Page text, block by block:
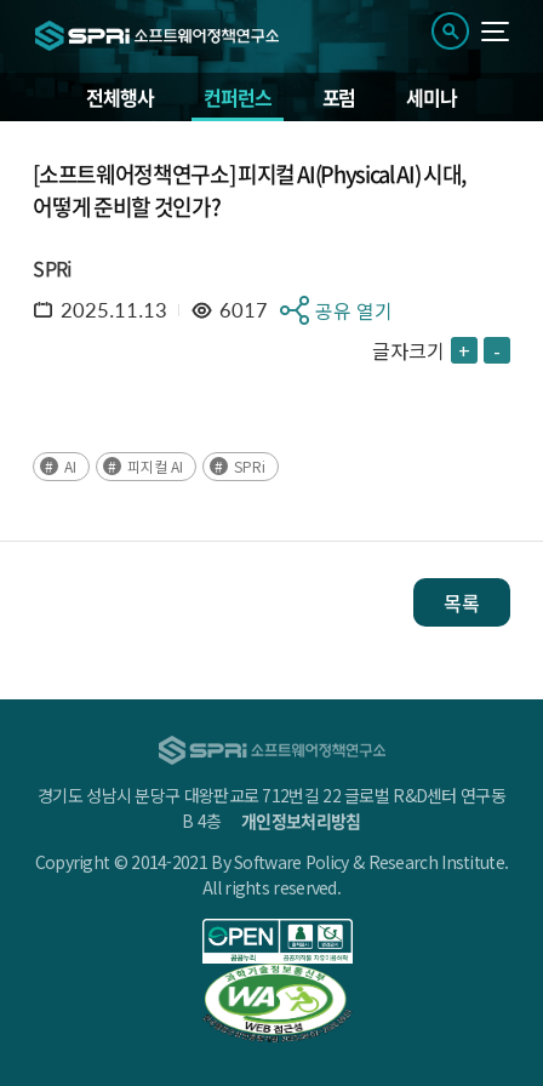
전체행사 컨퍼런스 포럼 세미나
[소프트웨어정책연구소] 피지컬 AI(Physical AI) 시대,
어떻게 준비할 것인가?
SPRi
2025.11.13 6017
공유 열기
글자크기 + -
AI 피지컬 AI SPRi
목록
경기도 성남시 분당구 대왕판교로 712번길 22 글로벌 R&D센터 연구동
B 4층개인정보처리방침
Copyright © 2014-2021 By Software Policy & Research Institute.
All rights reserved.